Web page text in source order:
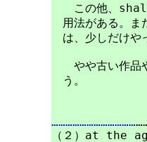
この他、shall
用法がある。ま
は、少しだけや
やや古い作品や
う。
………………………………